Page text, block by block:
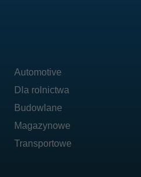
Automotive
Dla rolnictwa
Budowlane
Magazynowe
Transportowe